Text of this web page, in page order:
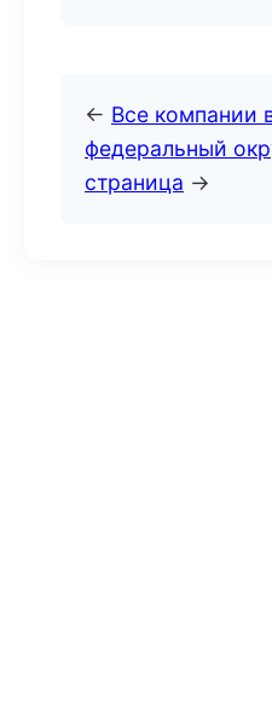
← Все компании
федеральный
страница →